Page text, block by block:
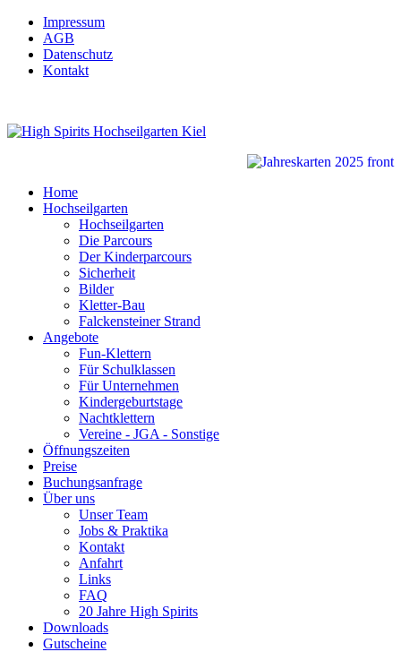
Impressum
AGB
Datenschutz
Kontakt
Home
Hochseilgarten
Hochseilgarten
Die Parcours
Der Kinderparcours
Sicherheit
Bilder
Kletter-Bau
Falckensteiner Strand
Angebote
Fun-Klettern
Für Schulklassen
Für Unternehmen
Kindergeburtstage
Nachtklettern
Vereine - JGA - Sonstige
Öffnungszeiten
Preise
Buchungsanfrage
Über uns
Unser Team
Jobs & Praktika
Kontakt
Anfahrt
Links
FAQ
20 Jahre High Spirits
Downloads
Gutscheine